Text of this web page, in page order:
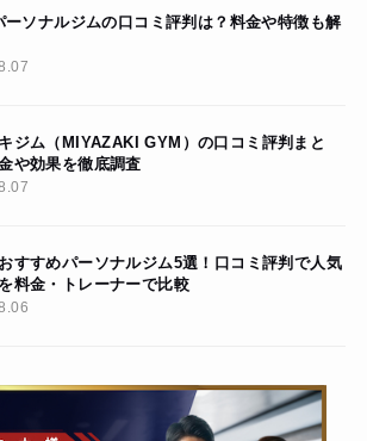
ソナルジムの口コミ評判は？料金や特徴も解
ジム（MIYAZAKI GYM）の口コミ評判まと
や効果を徹底調査
すすめパーソナルジム5選！口コミ評判で人気
料金・トレーナーで比較